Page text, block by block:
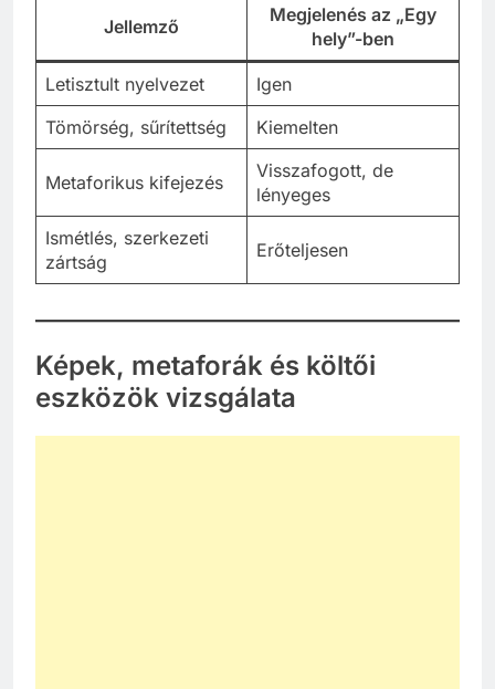
Jellemző
Megjelenés az „Egy
hely”-ben
Letisztult nyelvezet
Igen
Tömörség, sűrítettség
Kiemelten
Metaforikus kifejezés
Visszafogott, de
lényeges
Ismétlés, szerkezeti
zártság
Erőteljesen
Képek, metaforák és költői
eszközök vizsgálata